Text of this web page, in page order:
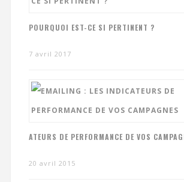
POURQUOI EST-CE SI PERTINENT ?
7 avril 2017
ATEURS DE PERFORMANCE DE VOS
20 avril 2015